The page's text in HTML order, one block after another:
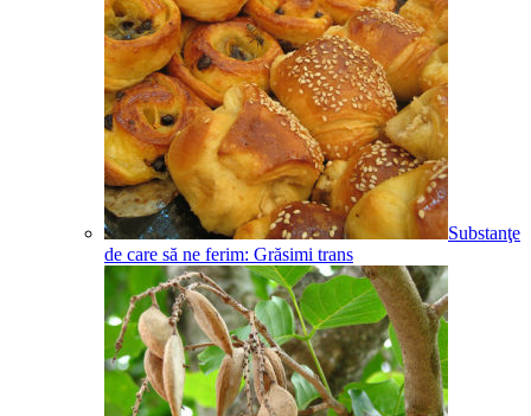
Substanţe
de care să ne ferim: Grăsimi trans